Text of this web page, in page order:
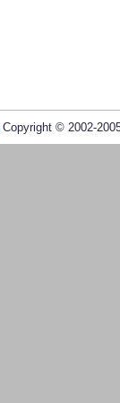
Copyright © 2002-